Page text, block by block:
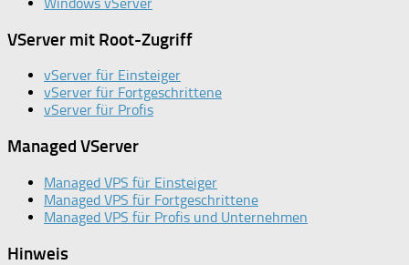
VServer mit Root-Zugriff
vServer für Einsteiger
vServer für Fortgeschrittene
vServer für Profis
Managed VServer
Managed VPS für Einsteiger
Managed VPS für Fortgeschrittene
Managed VPS für Profis und Unternehmen
Hinweis